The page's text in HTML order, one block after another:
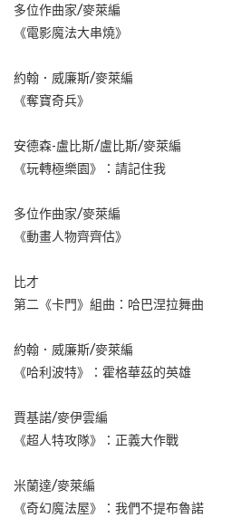
多位作曲家/麥萊編
《電影魔法大串燒》
約翰．威廉斯/麥萊編
《奪寶奇兵》
安德森-盧比斯/盧比斯/麥萊編
《玩轉極樂園》：請記住我
多位作曲家/麥萊編
《動畫人物齊齊估》
比才
第二《卡門》組曲：哈巴涅拉舞曲
約翰．威廉斯/麥萊編
《哈利波特》：霍格華茲的英雄
賈基諾/麥伊雲編
《超人特攻隊》：正義大作戰
米蘭達/麥萊編
《奇幻魔法屋》：我們不提布魯諾